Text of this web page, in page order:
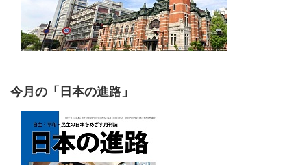
今月の「日本の進路」